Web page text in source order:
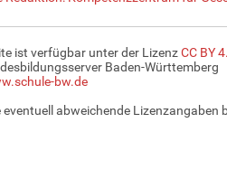
ist verfügbar unter der LizenzCC BY
Baden-Württemberg
bw.de
eventuell abweichende Lizenzangaben